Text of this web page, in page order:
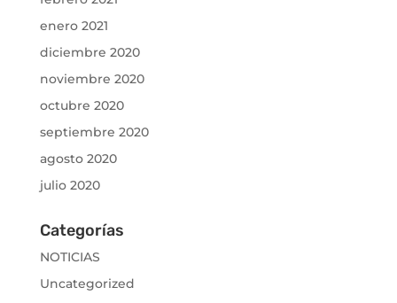
enero 2021
diciembre 2020
noviembre 2020
octubre 2020
septiembre 2020
agosto 2020
julio 2020
Categorías
NOTICIAS
Uncategorized